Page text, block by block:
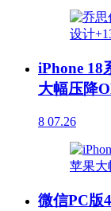
iPhone 18
大幅压降
8 07.26
微信PC版